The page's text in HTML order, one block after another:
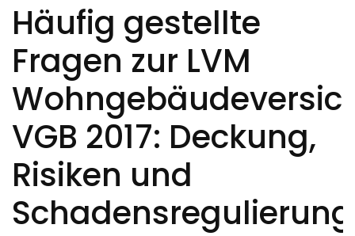
Häufig gestellte
Fragen zur LVM
VGB 2017: Deckung,
Risiken und
Schadensregulierung